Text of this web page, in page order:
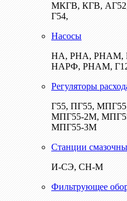
МКГВ, КГВ, АГ52,
Г54,
Насосы
НА, РНА, РНАМ,
НАРФ, РНАМ,
Регуляторы
Г55, ПГ55,
МПГ55-2М,
МПГ55-3М
Станции
И-СЭ, СН-М
Фильтрующее